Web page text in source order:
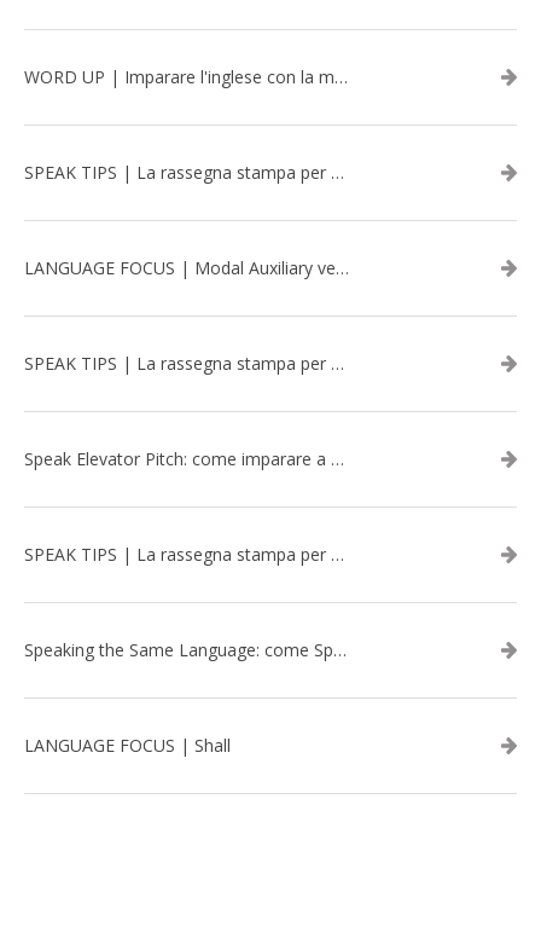
WORD UP | Imparare l'inglese con la musica: David Bowie
SPEAK TIPS | La rassegna stampa per migliorare l’inglese - aprile 2026
LANGUAGE FOCUS | Modal Auxiliary verbs in the past
SPEAK TIPS | La rassegna stampa per migliorare l’inglese - marzo 2026
Speak Elevator Pitch: come imparare a gestire una presentazione in inglese
SPEAK TIPS | La rassegna stampa per migliorare l’inglese - febbraio 2026
Speaking the Same Language: come Speak aiuta a rafforzare i team attraverso il Team Building in inglese
LANGUAGE FOCUS | Shall